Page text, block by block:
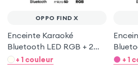
OPPO FIND X
Enceinte Karaoké
Bluetooth LED RGB + 2
Micros - Rose pour Oppo
+ 1 couleur + 1